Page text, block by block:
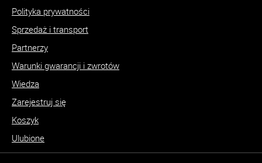
Polityka prywatności
Sprzedaż i transport
Partnerzy
Warunki gwarancji i zwrotów
Wiedza
Zarejestruj się
Koszyk
Ulubione